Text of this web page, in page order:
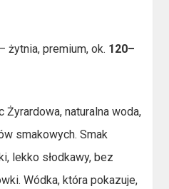
– żytnia, premium, ok. 120–
Żyrardowa, naturalna woda,
smakowych. Smak
lekko słodkawy, bez
Wódka, która pokazuje,